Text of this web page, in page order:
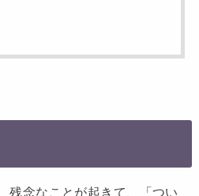
残念なことが起きて、「つい